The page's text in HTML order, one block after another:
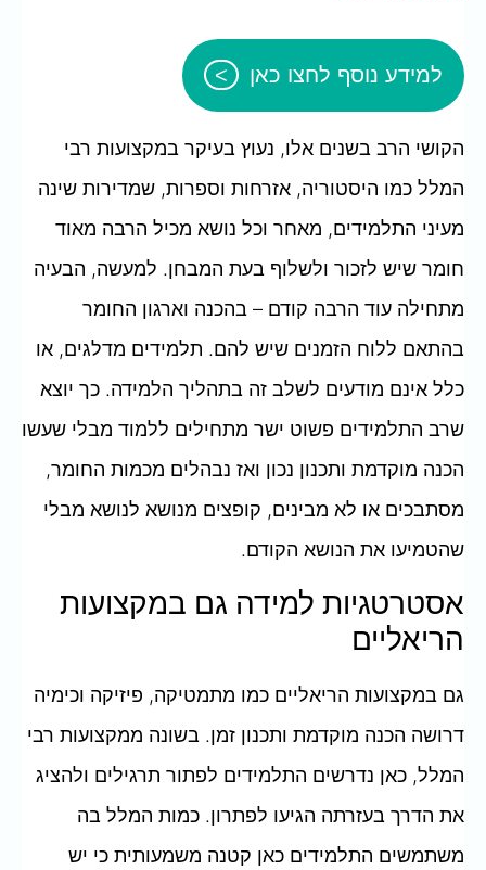
למידע נוסף לחצו כאן
הקושי הרב בשנים אלו, נעוץ בעיקר במקצועות רבי
המלל כמו היסטוריה, אזרחות וספרות, שמדירות שינה
מעיני התלמידים, מאחר וכל נושא מכיל הרבה מאוד
חומר שיש לזכור ולשלוף בעת המבחן. למעשה, הבעיה
מתחילה עוד הרבה קודם – בהכנה וארגון החומר
בהתאם ללוח הזמנים שיש להם. תלמידים מדלגים, או
כלל אינם מודעים לשלב זה בתהליך הלמידה. כך יוצא
שרב התלמידים פשוט ישר מתחילים ללמוד מבלי שעשו
הכנה מוקדמת ותכנון נכון ואז נבהלים מכמות החומר,
מסתבכים או לא מבינים, קופצים מנושא לנושא מבלי
שהטמיעו את הנושא הקודם.
אסטרטגיות למידה גם במקצועות
הריאליים
גם במקצועות הריאליים כמו מתמטיקה, פיזיקה וכימיה
דרושה הכנה מוקדמת ותכנון זמן. בשונה ממקצועות רבי
המלל, כאן נדרשים התלמידים לפתור תרגילים ולהציג
את הדרך בעזרתה הגיעו לפתרון. כמות המלל בה
משתמשים התלמידים כאן קטנה משמעותית כי יש